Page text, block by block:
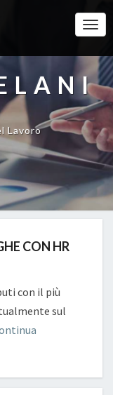
Lavoro
CON HR
con il più
sul